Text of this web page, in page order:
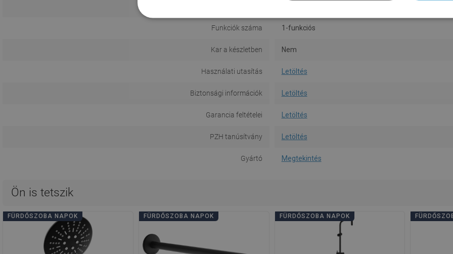
Funkciók száma 1-funkciós
Kar a készletben Nem
Használati utasítás Letöltés
Biztonsági információk Letöltés
Garancia feltételei Letöltés
PZH tanúsítvány Letöltés
Gyártó Megtekintés
Ön is tetszik
FÜRDŐSZOBA NAPOK FÜRDŐSZOBA NAPOK FÜRDŐSZOBA NAPOK